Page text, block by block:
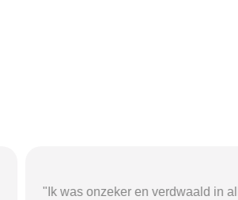
"Beschermd-Wonen.nl hielp mij